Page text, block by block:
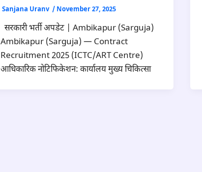
Sanjana Uranv / November 27, 2025
सरकारी भर्ती अपडेट | Ambikapur (Sarguja)
Ambikapur (Sarguja) — Contract
Recruitment 2025 (ICTC/ART Centre)
आधिकारिक नोटिफिकेशन: कार्यालय मुख्य चिकित्सा